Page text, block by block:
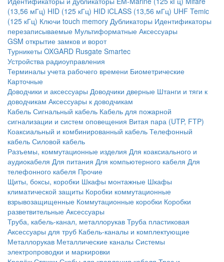
(13,56 мГц) HID (125 кГц) HID iCLASS (13,56 мГц) UHF Temic
(125 кГц) Ключи touch memory Дубликаторы Идентификаторы
перезаписываемые Мультиформатные Аксессуары
GSM открытие замков и ворот
Турникеты OXGARD Rusgate Smartec
Устройства радиоуправления
Терминалы учета рабочего времени Биометрические
Карточные
Доводчики и аксессуары Доводчики дверные Штанги и тяги к
доводчикам Аксессуары к доводчикам
Кабель Сигнальный кабель Кабель для пожарной
сигнализации и систем оповещения Витая пара (UTP, FTP)
Коаксиальный и комбинированный кабель Телефонный
кабель Силовой кабель
Разъемы, коммутационные изделия Для коаксиального и
аудиокабеля Для питания Для компьютерного кабеля Для
телефонного кабеля Прочие
Щиты, боксы, коробки Шкафы монтажные Шкафы
климатической защиты Коробки коммутационные
взрывозащищенные Коммутационные коробки Коробки
разветвительные Аксессуары
Труба, кабель-канал, металлорукав Труба пластиковая
Аксессуары для труб Кабель-каналы и комплектующие
Металлорукав Металлические каналы Системы
электропроводки и маркировки